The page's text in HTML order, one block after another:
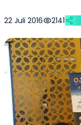
22 Juli 2016 2141